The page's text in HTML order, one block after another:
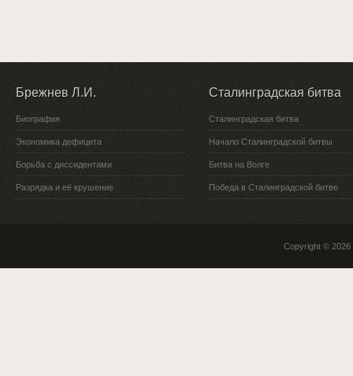
Брежнев Л.И.
Биография
Экономика дефицита
Борьба с диссидентами
Разрядка и её крушение
Сталинградская битва
Сталинградская битва
Начало Сталинградской битвы
Битва на Волге
Победа в Сталинградской битве
Copyright © 2026